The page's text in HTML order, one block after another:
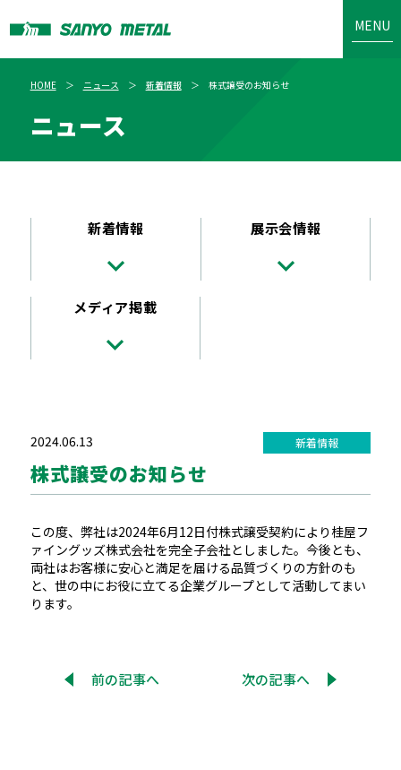
MENU
HOME ニュース 新着情報 株式譲受のお知らせ
ニュース
新着情報 展示会情報
メディア掲載
2024.06.13 新着情報
株式譲受のお知らせ
この度、弊社は2024年6月12日付株式譲受契約により 桂屋フ
ァイングッズ株式会社を完全子会社としました。今後とも、
両社はお客様に安心と満足を届ける品質づくりの方針のも
と、世の中にお役に立てる企業グループとして活動してまい
ります。
前の記事へ 次の記事へ